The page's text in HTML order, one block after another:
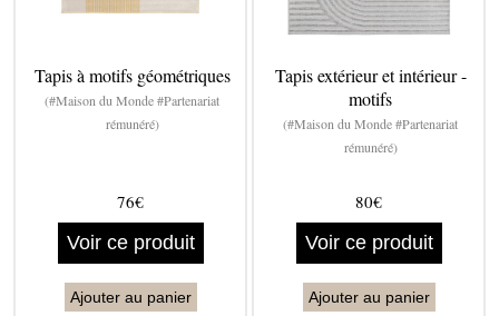
Tapis à motifs géométriques
(#Maison du Monde #Partenariat
rémunéré)
76€
Voir ce produit
Ajouter au panier
Tapis extérieur et intérieur -
motifs
(#Maison du Monde #Partenariat
rémunéré)
80€
Voir ce produit
Ajouter au panier